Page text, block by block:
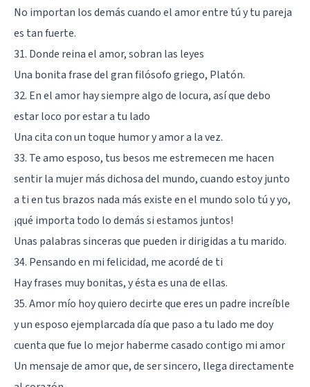
No importan los demás cuando el amor entre tú y tu pareja
es tan fuerte.
31. Donde reina el amor, sobran las leyes
Una bonita frase del gran filósofo griego, Platón.
32. En el amor hay siempre algo de locura, así que debo
estar loco por estar a tu lado
Una cita con un toque humor y amor a la vez.
33. Te amo esposo, tus besos me estremecen me hacen
sentir la mujer más dichosa del mundo, cuando estoy junto
a ti en tus brazos nada más existe en el mundo solo tú y yo,
¡qué importa todo lo demás si estamos juntos!
Unas palabras sinceras que pueden ir dirigidas a tu marido.
34. Pensando en mi felicidad, me acordé de ti
Hay frases muy bonitas, y ésta es una de ellas.
35. Amor mío hoy quiero decirte que eres un padre increíble
y un esposo ejemplarcada día que paso a tu lado me doy
cuenta que fue lo mejor haberme casado contigo mi amor
Un mensaje de amor que, de ser sincero, llega directamente